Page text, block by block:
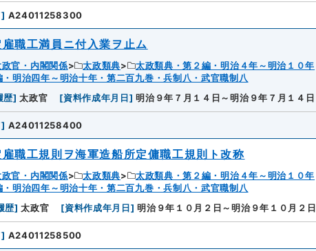
] A24011258300
雇職工満員ニ付入業ヲ止ム
政官・内閣関係 太政類典
太政類典・第２編・明治４年～明治１０年
明治四年～明治十年・第二百九巻・兵制八・武官職制八
歴] 太政官 [資料作成年月日] 明治９年７月１４日～明治９年７月１４日
] A24011258400
雇職工規則ヲ海軍造船所定傭職工規則ト改称
政官・内閣関係 太政類典
太政類典・第２編・明治４年～明治１０年
明治四年～明治十年・第二百九巻・兵制八・武官職制八
歴] 太政官 [資料作成年月日] 明治９年１０月２日～明治９年１０月２日
] A24011258500